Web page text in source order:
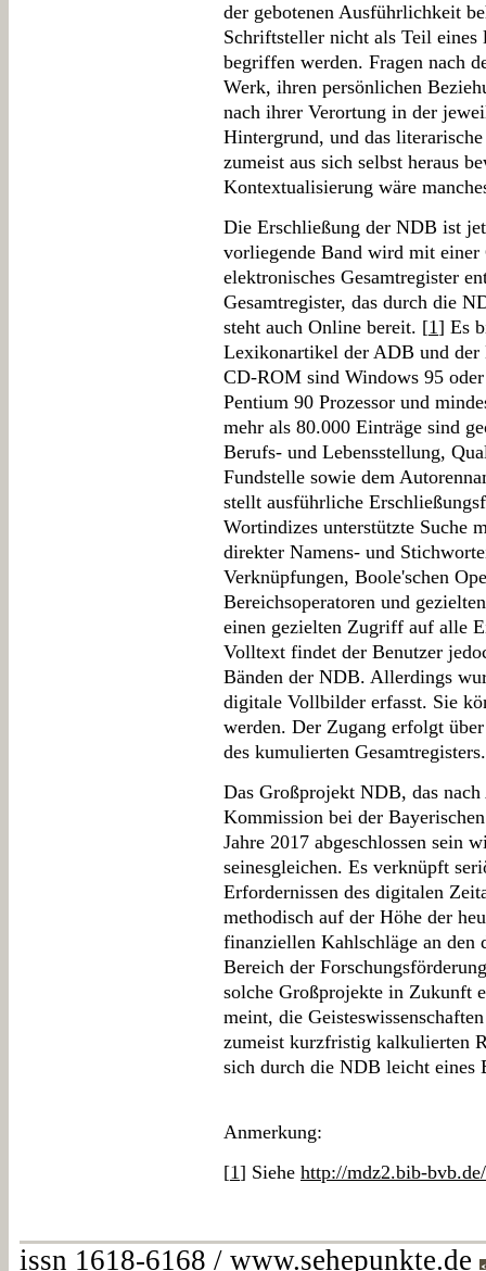
der gebotenen Ausführlichkeit
Schriftsteller nicht als Teil eines
begriffen werden. Fragen nach
Werk, ihren persönlichen
nach ihrer Verortung in der
Hintergrund, und das
zumeist aus sich selbst heraus
Kontextualisierung wäre
Die Erschließung der NDB ist
vorliegende Band wird mit
elektronisches Gesamtregister
Gesamtregister, das durch die
steht auch Online bereit. [1] Es
Lexikonartikel der ADB und der
CD-ROM sind Windows 95
Pentium 90 Prozessor und
mehr als 80.000 Einträge sind
Berufs- und Lebensstellung,
Fundstelle sowie dem
stellt ausführliche
Wortindizes unterstützte Suche
direkter Namens- und
Verknüpfungen, Boole'schen
Bereichsoperatoren und
einen gezielten Zugriff auf alle
Volltext findet der Benutzer
Bänden der NDB. Allerdings
digitale Vollbilder erfasst. Sie
werden. Der Zugang erfolgt
des kumulierten Gesamtregisters.
Das Großprojekt NDB, das
Kommission bei der
Jahre 2017 abgeschlossen sein
seinesgleichen. Es verknüpft
Erfordernissen des digitalen
methodisch auf der Höhe der
finanziellen Kahlschläge an den
Bereich der
solche Großprojekte in Zukunft
meint, die
zumeist kurzfristig kalkulierten
sich durch die NDB leicht eines
Anmerkung:
[1] Siehe http://mdz2.bib-
issn 1618-6168 / www.sehepunkte.de